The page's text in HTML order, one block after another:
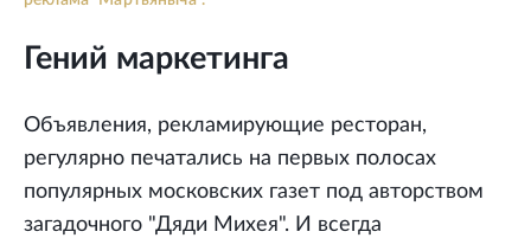
Гений маркетинга
Объявления, рекламирующие ресторан,
регулярно печатались на первых полосах
популярных московских газет под авторством
загадочного "Дяди Михея". И всегда